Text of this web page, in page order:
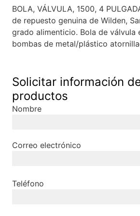
BOLA, VÁLVULA, 1500, 4
de repuesto genuina de Wilden,
grado alimenticio. Bola de válvula
bombas de metal/plástico
Solicitar información
productos
Nombre
Correo electrónico
Teléfono